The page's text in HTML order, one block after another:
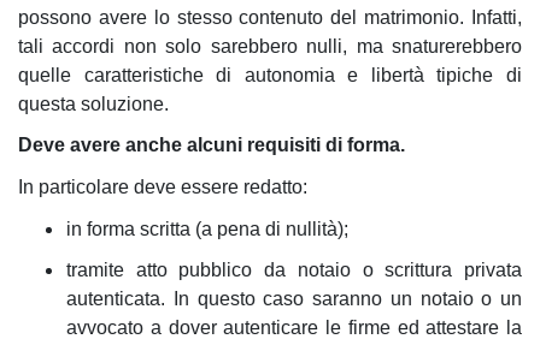
possono avere lo stesso contenuto del matrimonio. Infatti,
tali accordi non solo sarebbero nulli, ma snaturerebbero
quelle caratteristiche di autonomia e libertà tipiche di
questa soluzione.
Deve avere anche alcuni requisiti di forma.
In particolare deve essere redatto:
in forma scritta (a pena di nullità);
tramite atto pubblico da notaio o scrittura privata
autenticata. In questo caso saranno un notaio o un
avvocato a dover autenticare le firme ed attestare la